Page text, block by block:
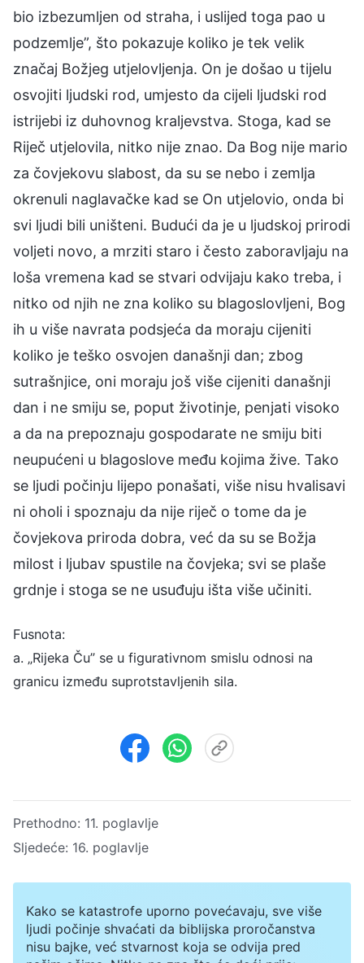
bio izbezumljen od straha, i uslijed toga pao u
podzemlje”, što pokazuje koliko je tek velik
značaj Božjeg utjelovljenja. On je došao u tijelu
osvojiti ljudski rod, umjesto da cijeli ljudski rod
istrijebi iz duhovnog kraljevstva. Stoga, kad se
Riječ utjelovila, nitko nije znao. Da Bog nije mario
za čovjekovu slabost, da su se nebo i zemlja
okrenuli naglavačke kad se On utjelovio, onda bi
svi ljudi bili uništeni. Budući da je u ljudskoj prirodi
voljeti novo, a mrziti staro i često zaboravljaju na
loša vremena kad se stvari odvijaju kako treba, i
nitko od njih ne zna koliko su blagoslovljeni, Bog
ih u više navrata podsjeća da moraju cijeniti
koliko je teško osvojen današnji dan; zbog
sutrašnjice, oni moraju još više cijeniti današnji
dan i ne smiju se, poput životinje, penjati visoko
a da na prepoznaju gospodarate ne smiju biti
neupućeni u blagoslove među kojima žive. Tako
se ljudi počinju lijepo ponašati, više nisu hvalisavi
ni oholi i spoznaju da nije riječ o tome da je
čovjekova priroda dobra, već da su se Božja
milost i ljubav spustile na čovjeka; svi se plaše
grdnje i stoga se ne usuđuju išta više učiniti.
Fusnota:
a. „Rijeka Ču” se u figurativnom smislu odnosi na
granicu između suprotstavljenih sila.
Prethodno: 11. poglavlje
Sljedeće: 16. poglavlje
Kako se katastrofe uporno povećavaju, sve više
ljudi počinje shvaćati da biblijska proročanstva
nisu bajke, već stvarnost koja se odvija pred